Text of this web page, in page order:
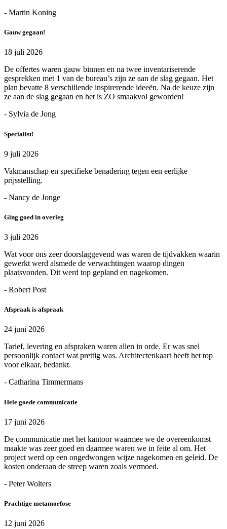
- Martin Koning
Gauw gegaan!
18 juli 2026
De offertes waren gauw binnen en na twee inventariserende
gesprekken met 1 van de bureau’s zijn ze aan de slag gegaan. Het
plan bevatte 8 verschillende inspirerende ideeën. Na de keuze zijn
ze aan de slag gegaan en het is ZO smaakvol geworden!
- Sylvia de Jong
Specialist!
9 juli 2026
Vakmanschap en specifieke benadering tegen een eerlijke
prijsstelling.
- Nancy de Jonge
Ging goed in overleg
3 juli 2026
Wat voor ons zeer doorslaggevend was waren de tijdvakken waarin
gewerkt werd alsmede de verwachtingen waarop dingen
plaatsvonden. Dit werd top gepland en nagekomen.
- Robert Post
Afspraak is afspraak
24 juni 2026
Tarief, levering en afspraken waren allen in orde. Er was snel
persoonlijk contact wat prettig was. Architectenkaart heeft het top
voor elkaar, bedankt.
- Catharina Timmermans
Hele goede communicatie
17 juni 2026
De communicatie met het kantoor waarmee we de overeenkomst
maakte was zeer goed en daarmee waren we in feite al om. Het
project werd op een ongedwongen wijze nagekomen en geleid. De
kosten onderaan de streep waren zoals vermoed.
- Peter Wolters
Prachtige metamorfose
12 juni 2026